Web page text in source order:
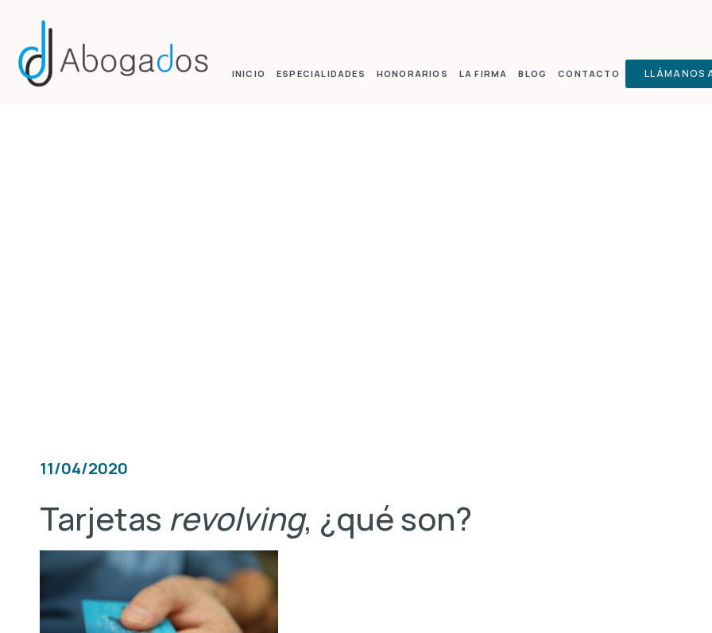
INICIO ESPECIALIDADES HONORARIOS LA FIRMA BLOG CONTACTO LLÁMANOS
11/04/2020
Tarjetas revolving, ¿qué son?